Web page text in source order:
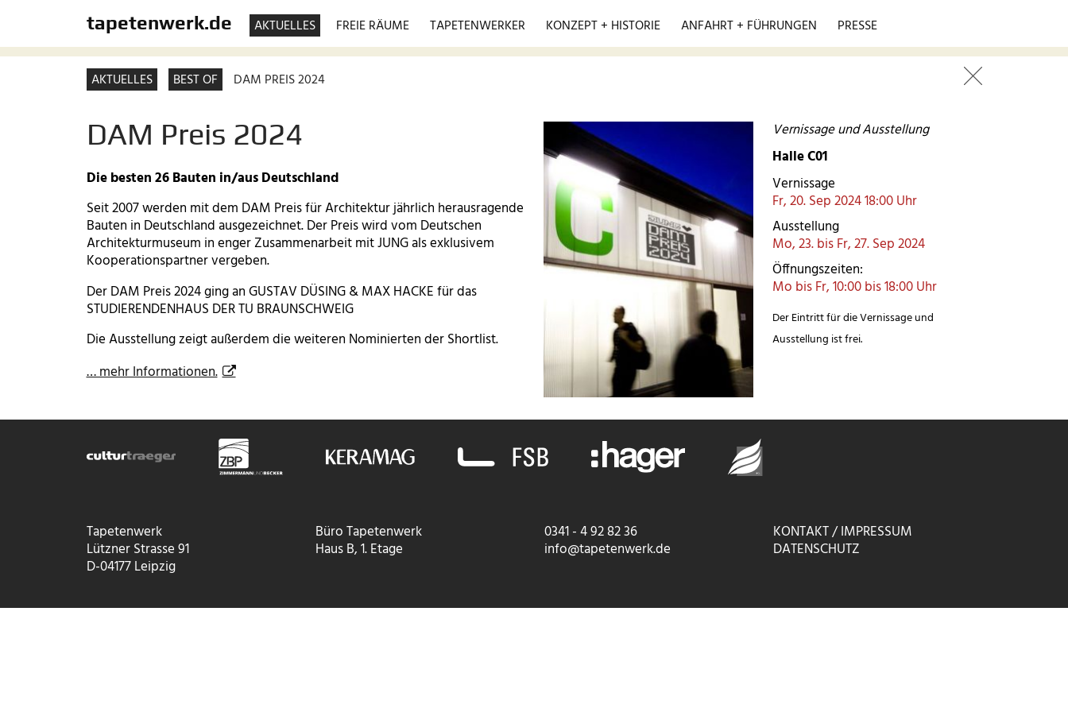
tapetenwerk.de AKTUELLES FREIE RÄUME TAPETENWERKER KONZEPT + HISTORIE ANFAHRT + FÜHRUNGEN PRESSE
AKTUELLES BEST OF DAM PREIS 2024
DAM Preis 2024
Die besten 26 Bauten in/aus Deutschland
Seit 2007 werden mit dem DAM Preis für Architektur jährlich herausragende
Bauten in Deutschland ausgezeichnet. Der Preis wird vom Deutschen
Architekturmuseum in enger Zusammenarbeit mit JUNG als exklusivem
Kooperationspartner vergeben.
Der DAM Preis 2024 ging an GUSTAV DÜSING & MAX HACKE für das
STUDIERENDENHAUS DER TU BRAUNSCHWEIG
Die Ausstellung zeigt außerdem die weiteren Nominierten der Shortlist.
… mehr Informationen.
Vernissage und Ausstellung
Halle C01
Vernissage
Fr, 20. Sep 2024 18:00 Uhr
Ausstellung
Mo, 23. bis Fr, 27. Sep 2024
Öffnungszeiten:
Mo bis Fr, 10:00 bis 18:00 Uhr
Der Eintritt für die Vernissage und
Ausstellung ist frei.
Tapetenwerk
Lützner Strasse 91
D-04177 Leipzig
Büro Tapetenwerk
Haus B, 1. Etage
0341 - 4 92 82 36
info@tapetenwerk.de
KONTAKT / IMPRESSUM
DATENSCHUTZ